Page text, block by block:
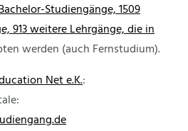
Studiengänge, 1509
913 weitere Lehrgänge, die in
werden (auch Fernstudium).
Net e.K.: